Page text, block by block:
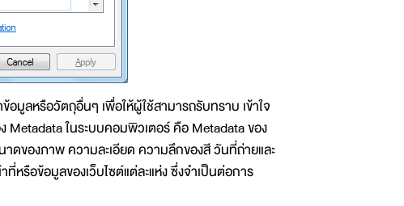
ลหรือวัตถุอื่นๆ เพื่อให้ผู้ใช้สามารถรับทราบ เข้าใจ
Metadata ในระบบคอมพิวเตอร์ คือ Metadata ของ
ดของภาพ ความละเอียด ความลึกของสี วันที่ถ่ายและ
หรือข้อมูลของเว็บไซต์แต่ละแห่ง ซึ่งจำเป็นต่อการ